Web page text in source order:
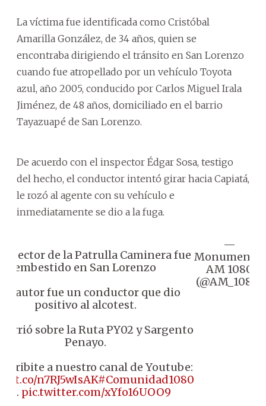
La víctima fue identificada como Cristóbal
Amarilla González, de 34 años, quien se
encontraba dirigiendo el tránsito en San Lorenzo
cuando fue atropellado por un vehículo Toyota
azul, año 2005, conducido por Carlos Miguel Irala
Jiménez, de 48 años, domiciliado en el barrio
Tayazuapé de San Lorenzo.
De acuerdo con el inspector Édgar Sosa, testigo
del hecho, el conductor intentó girar hacia Capiatá,
le rozó al agente con su vehículo e
inmediatamente se dio a la fuga.
de la Patrulla Caminera fue
embestido en San Lorenzo
El autor fue un conductor que dio
positivo al alcotest.
sobre la Ruta PY02 y Sargento
Penayo.
a nuestro canal de Youtube:
t.co/n7RJ5wIsAK#Comunidad1080
📻… pic.twitter.com/xYfo16UOO9
—
Monumental
AM 1080
(@AM_1080)